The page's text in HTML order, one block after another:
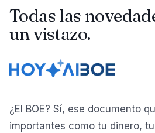
Todas las
un vistazo.
¿El BOE? Sí, ese documento
importantes como tu dinero,